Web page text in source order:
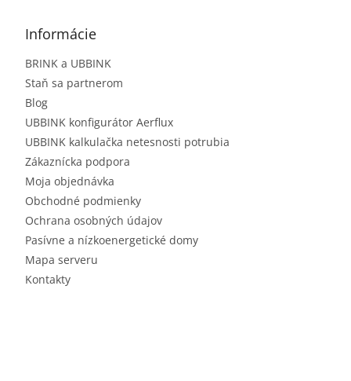
Informácie
BRINK a UBBINK
Staň sa partnerom
Blog
UBBINK konfigurátor Aerflux
UBBINK kalkulačka netesnosti potrubia
Zákaznícka podpora
Moja objednávka
Obchodné podmienky
Ochrana osobných údajov
Pasívne a nízkoenergetické domy
Mapa serveru
Kontakty